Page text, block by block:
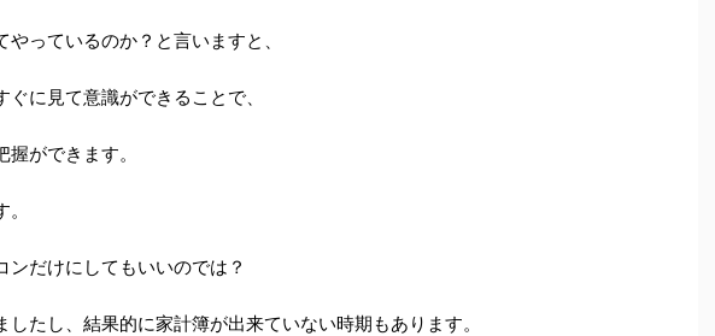
っているのか？と言いますと、
ぐに見て意識ができることで、
ができます。
ンだけにしてもいいのでは？
したし、結果的に家計簿が出来ていない時期もあります。